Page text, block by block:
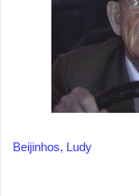
Beijinhos, Ludy